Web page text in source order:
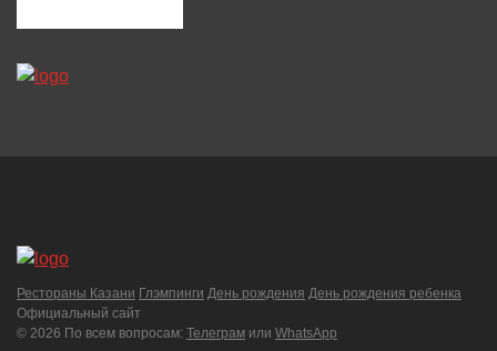
Рестораны Казани Глэмпинги День рождения День рождения ребенка
Официальный сайт
© 2026 По всем вопросам: Телеграм или WhatsApp